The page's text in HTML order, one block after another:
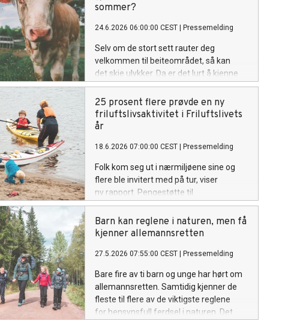
sommer?
24.6.2026 06:00:00 CEST Pressemelding
Selv om de stort sett rauter deg
velkommen til beiteområdet, så kan
det skje ulykker. Da er det lurt å kjenne
til kuvettreglene før du legger ut på tur.
25 prosent flere prøvde en ny
friluftslivsaktivitet i Friluftslivets
år
18.6.2026 07:00:00 CEST Pressemelding
Folk kom seg ut i nærmiljøene sine og
flere ble invitert med på tur, viser
ny rapport. Pengestøtte til
organisasjonene var viktig for å få det til.
Barn kan reglene i naturen, men få
kjenner allemannsretten
27.5.2026 07:55:00 CEST Pressemelding
Bare fire av ti barn og unge har hørt om
allemannsretten. Samtidig kjenner de
fleste til flere av de viktigste reglene
for hensynsfull ferdsel i naturen. Det